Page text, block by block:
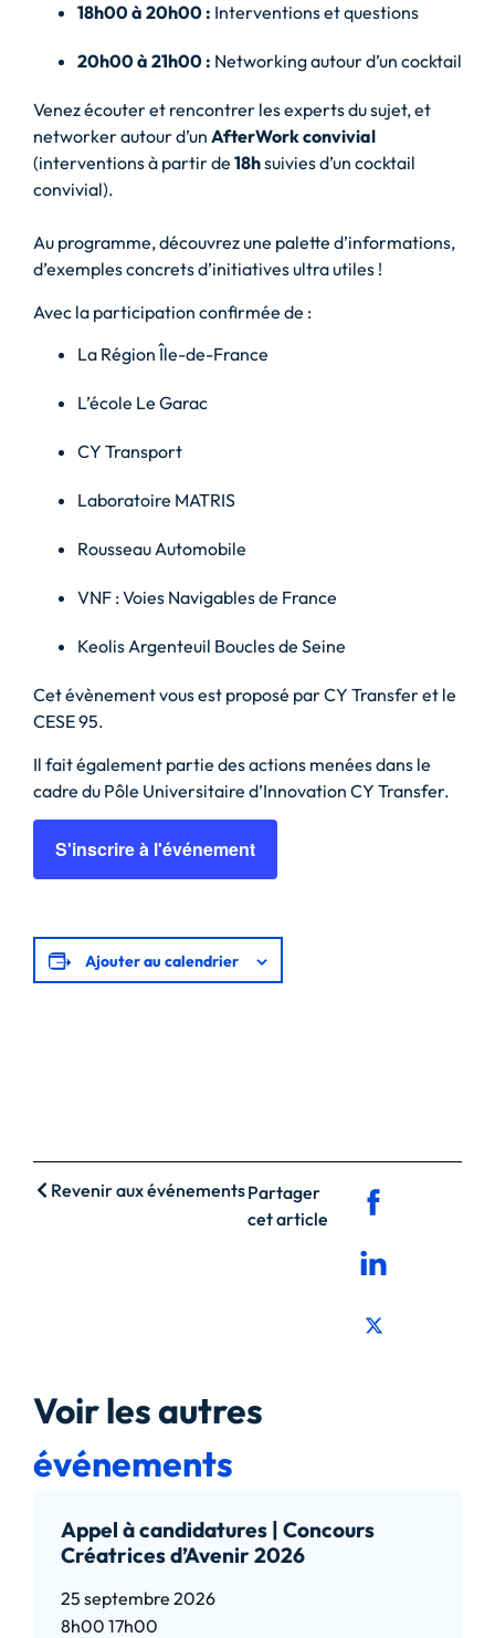
18h00 à 20h00 : Interventions et questions
20h00 à 21h00 : Networking autour d’un cocktail
Venez écouter et rencontrer les experts du sujet, et
networker autour d’un AfterWork convivial
(interventions à partir de 18hsuivies d’un cocktail
convivial).
Au programme, découvrez une palette d’informations,
d’exemples concrets d’initiatives ultra utiles !
Avec la participation confirmée de :
La Région Île-de-France
L’école Le Garac
CY Transport
Laboratoire MATRIS
Rousseau Automobile
VNF : Voies Navigables de France
Keolis Argenteuil Boucles de Seine
Cet évènement vous est proposé par CY Transfer et le
CESE 95.
Il fait également partie des actions menées dans le
cadre du Pôle Universitaire d’Innovation CY Transfer.
S'inscrire à l'événement
Ajouter au calendrier
Revenir aux événementsPartager
cet article
Voir les autres
événements
Appel à candidatures | Concours
Créatrices d’Avenir 2026
25 septembre 2026
8h00 17h00